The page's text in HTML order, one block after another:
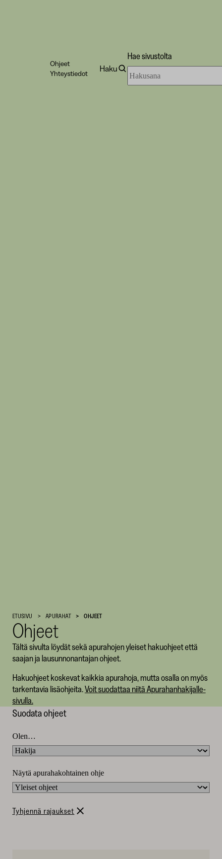
Kulttuurirahasto
–
SKR
Ohjeet
Yhteystiedot
Haku
Hae sivustolta
sivustolta
ETUSIVU APURAHAT OHJEET
Ohjeet
Tältä sivulta löydät sekä apurahojen yleiset hakuohjeet että
saajan ja lausunnonantajan ohjeet.
Hakuohjeet koskevat kaikkia apurahoja, mutta osalla on myös
tarkentavia lisäohjeita.Voit suodattaa niitä Apurahanhakijalle-
sivulla.
Kaikki
ohjeet
Suodata ohjeet
Olen…
Näytä apurahakohtainen ohje
Tyhjennä rajaukset